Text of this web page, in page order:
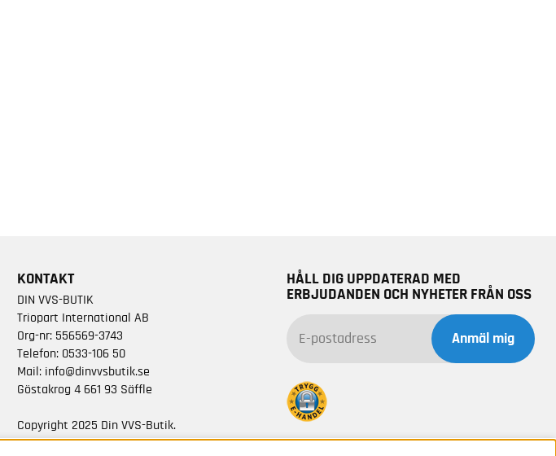
KONTAKT
DIN VVS-BUTIK
Triopart International AB
Org-nr: 556569-3743
Telefon: 0533-106 50
Mail: info@dinvvsbutik.se
Göstakrog 4 661 93 Säffle
Copyright 2025 Din VVS-Butik.
All rights reserved.
HÅLL DIG UPPDATERAD MED
ERBJUDANDEN OCH NYHETER FRÅN OSS
Anmäl mig